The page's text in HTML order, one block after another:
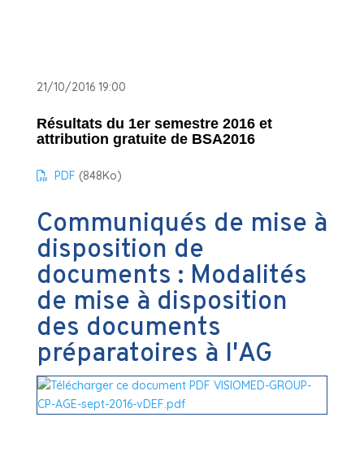
21/10/2016 19:00
Résultats du 1er semestre 2016 et
attribution gratuite de BSA2016
PDF (848Ko)
Communiqués de mise à
disposition de
documents : Modalités
de mise à disposition
des documents
préparatoires à l'AG